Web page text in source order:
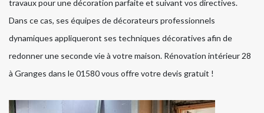
travaux pour une décoration parfaite et suivant vos directives.
Dans ce cas, ses équipes de décorateurs professionnels
dynamiques appliqueront ses techniques décoratives afin de
redonner une seconde vie à votre maison. Rénovation intérieur 28
à Granges dans le 01580 vous offre votre devis gratuit !